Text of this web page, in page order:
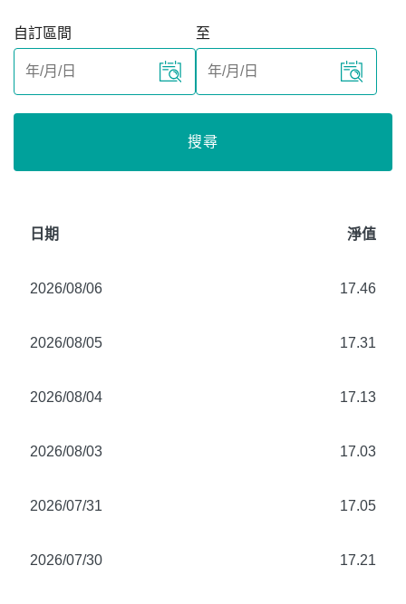
自訂區間 至
搜尋
日期 淨值
2026/08/06 17.46
2026/08/05 17.31
2026/08/04 17.13
2026/08/03 17.03
2026/07/31 17.05
2026/07/30 17.21